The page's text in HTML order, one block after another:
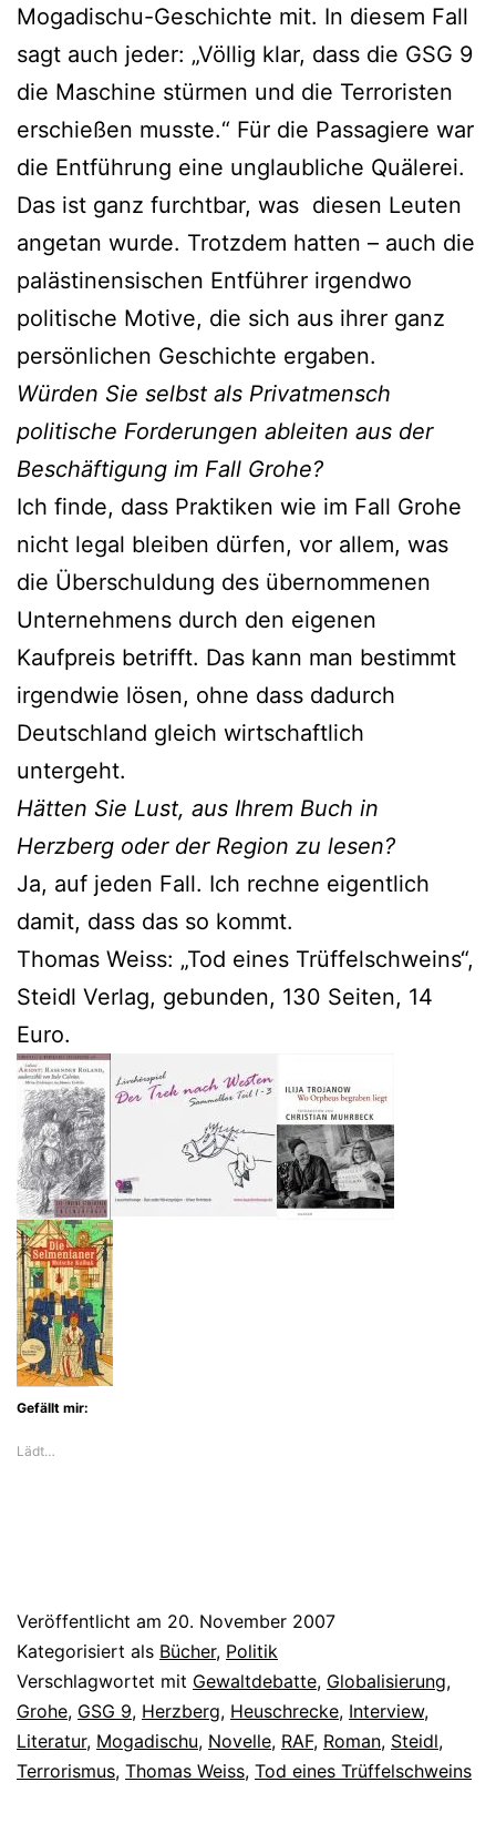
Mogadischu-Geschichte mit. In diesem Fall
sagt auch jeder: „Völlig klar, dass die GSG 9
die Maschine stürmen und die Terroristen
erschießen musste.“ Für die Passagiere war
die Entführung eine unglaubliche Quälerei.
Das ist ganz furchtbar, was diesen Leuten
angetan wurde. Trotzdem hatten – auch die
palästinensischen Entführer irgendwo
politische Motive, die sich aus ihrer ganz
persönlichen Geschichte ergaben.
Würden Sie selbst als Privatmensch
politische Forderungen ableiten aus der
Beschäftigung im Fall Grohe?
Ich finde, dass Praktiken wie im Fall Grohe
nicht legal bleiben dürfen, vor allem, was
die Überschuldung des übernommenen
Unternehmens durch den eigenen
Kaufpreis betrifft. Das kann man bestimmt
irgendwie lösen, ohne dass dadurch
Deutschland gleich wirtschaftlich
untergeht.
Hätten Sie Lust, aus Ihrem Buch in
Herzberg oder der Region zu lesen?
Ja, auf jeden Fall. Ich rechne eigentlich
damit, dass das so kommt.
Thomas Weiss: „Tod eines Trüffelschweins“,
Steidl Verlag, gebunden, 130 Seiten, 14
Euro.
Gefällt mir:
Lädt…
Veröffentlicht am 20. November 2007
Kategorisiert als Bücher, Politik
Verschlagwortet mit Gewaltdebatte, Globalisierung,
Grohe, GSG 9, Herzberg, Heuschrecke, Interview,
Literatur, Mogadischu, Novelle, RAF, Roman, Steidl,
Terrorismus, Thomas Weiss, Tod eines Trüffelschweins